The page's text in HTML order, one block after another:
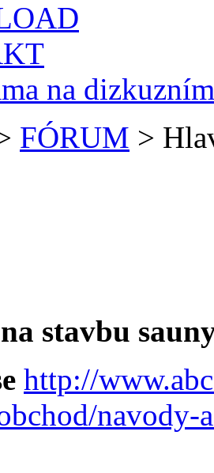
na
FÓRUM >
stavbu
http://